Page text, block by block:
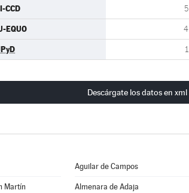
CCD 5
EQUO 4
1
Descárgate los datos en xml
Aguilar de Campos
Martín Almenara de Adaja